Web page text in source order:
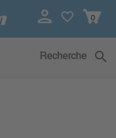
0
Recherche